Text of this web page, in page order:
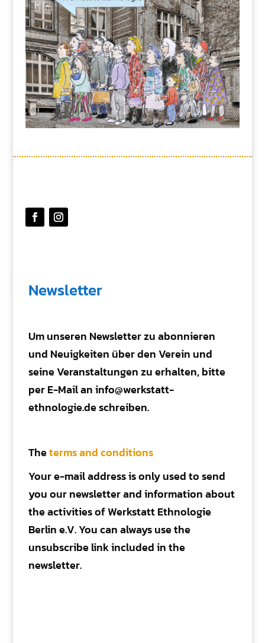
Newsletter
Um unseren Newsletter zu abonnieren
und Neuigkeiten über den Verein und
seine Veranstaltungen zu erhalten, bitte
per E-Mail an info@werkstatt-
ethnologie.de schreiben.
Theterms and conditions
Your e-mail address is only used to send
you our newsletter and information about
the activities of Werkstatt Ethnologie
Berlin e.V. You can always use the
unsubscribe link included in the
newsletter.